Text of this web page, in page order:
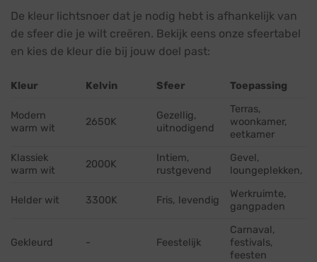
De kleur lichtsnoer dat je nodig hebt is afhankelijk van
de sfeer die je wilt creëren. Bekijk eens onze sfeertabel
en kies de kleur die bij jouw doel past:
Kleur Kelvin Sfeer Toepassing
Modern
warm wit
2650K
Gezellig,
uitnodigend
Terras,
woonkamer,
eetkamer
Klassiek
warm wit
2000K
Intiem,
rustgevend
Gevel,
loungeplekken,
Helder wit 3300K Fris, levendig
Werkruimte,
gangpaden
Gekleurd - Feestelijk
Carnaval,
festivals,
feesten